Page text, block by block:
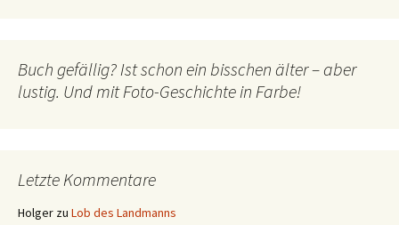
Buch gefällig? Ist schon ein bisschen älter – aber
lustig. Und mit Foto-Geschichte in Farbe!
Letzte Kommentare
Holger zu Lob des Landmanns